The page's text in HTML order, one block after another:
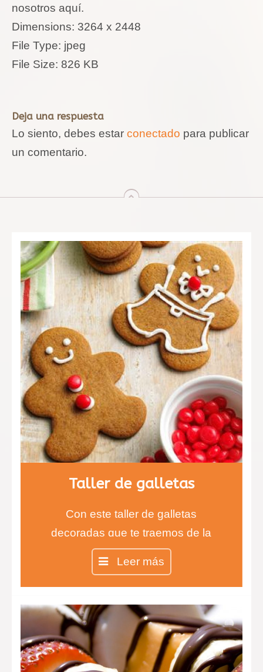
nosotros aquí.
Dimensions: 3264 x 2448
File Type: jpeg
File Size: 826 KB
Deja una respuesta
Lo siento, debes estar conectado para publicar
un comentario.
arriba
Taller de galletas
Con este taller de galletas
decoradas que te traemos de la
mano de la Chef Inés aprenderás
todas las técnicas para realizar las
galletas más ricas y divertidas.
Leer más